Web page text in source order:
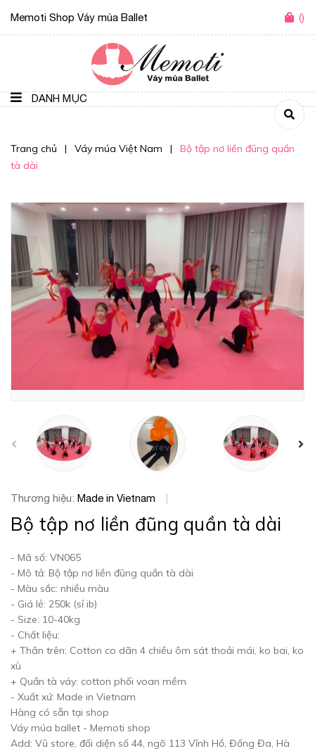
Memoti Shop Váy múa Ballet ()
DANH MỤC
Trang chủ | Váy múa Việt Nam |
Bộ tập nơ liền đũng quần
tà dài
prev
Thương hiệu: Made in Vietnam
Bộ tập nơ liền đũng quần tà dài
- Mã số: VN065
- Mô tả: Bộ tập nơ liền đũng quần tà dài
- Màu sắc: nhiều màu
- Giá lẻ: 250k (sỉ ib)
- Size: 10-40kg
- Chất liệu:
+ Thân trên: Cotton co dãn 4 chiều ôm sát thoải mái, ko bai, ko
xù
+ Quần tà váy: cotton phối voan mềm
- Xuất xứ: Made in Vietnam
Hàng có sẵn tại shop
Váy múa ballet - Memoti shop
Add: Vũ store, đối diện số 44, ngõ 113 Vĩnh Hồ, Đống Đa, Hà